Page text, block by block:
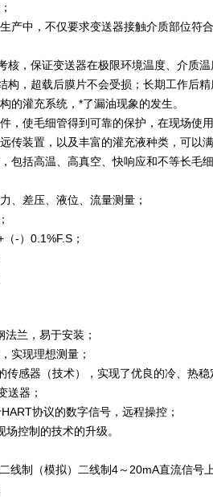
产中，不仅要求变送器接触介质部位符
核，保证变送器在极限环境温度、介质
构，超载后膜片不会受损；长期工作后精
的灌充系统，*了漏油现象的发生。
，使毛细管得到可靠的保护，在现场使用
传装置，以及丰富的灌充液种类，可以
包括高温、高真空、快响应和不等长毛
、差压、液位、流量测量；
-）0.1%F.S；
兰，易于安装；
实现理想测量；
传感器（技术），实现了优良的冷、热稳
送器；
协议的数字信号，远程操控；
控制的技术的升级。
线制（模拟）二线制4～20mA直流信号